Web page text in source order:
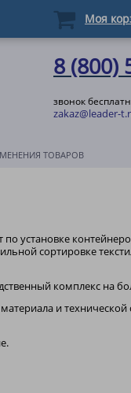
8 (800)
звонок
zakaz@leader-
ТОВАРОВ
установке
сортировке
комплекс на
и технической
Моя